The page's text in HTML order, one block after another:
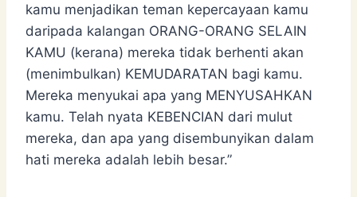
kamu menjadikan teman kepercayaan kamu
daripada kalangan ORANG-ORANG SELAIN
KAMU (kerana) mereka tidak berhenti akan
(menimbulkan) KEMUDARATAN bagi kamu.
Mereka menyukai apa yang MENYUSAHKAN
kamu. Telah nyata KEBENCIAN dari mulut
mereka, dan apa yang disembunyikan dalam
hati mereka adalah lebih besar.”